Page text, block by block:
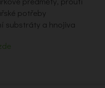
potřeby
substráty a hnojiva